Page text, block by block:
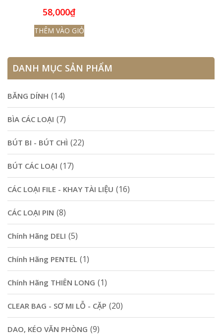
58,000₫
THÊM VÀO GIỎ
DANH MỤC SẢN PHẨM
BĂNG DÍNH (14)
BÌA CÁC LOẠI (7)
BÚT BI - BÚT CHÌ (22)
BÚT CÁC LOẠI (17)
CÁC LOẠI FILE - KHAY TÀI LIỆU (16)
CÁC LOẠI PIN (8)
Chính Hãng DELI (5)
Chính Hãng PENTEL (1)
Chính Hãng THIÊN LONG (1)
CLEAR BAG - SƠ MI LỖ - CẶP (20)
DAO, KÉO VĂN PHÒNG (9)